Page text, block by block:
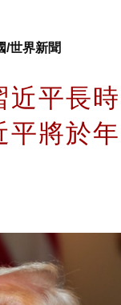
/世界新聞
近平長
將於